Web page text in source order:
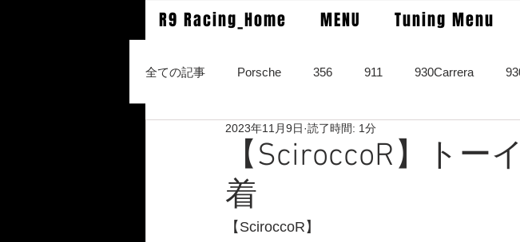
R9 Racing_Home MENU Tuning Menu
全ての記事 Porsche 356 911 930Carrera
964Carrera2/Werks turbo look/4/RS 964turbo/S/limited
996Carrera2/4/S/turbo/S
【SciroccoR】ト
着
2023年11月9日 読了時間: 1分
【SciroccoR】